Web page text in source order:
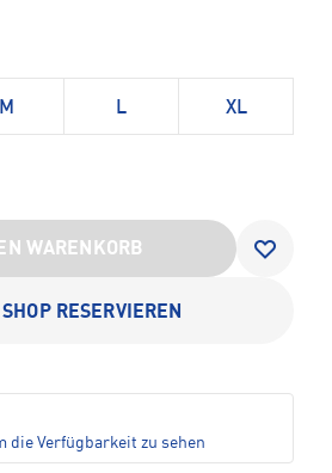
M L XL
WARENKORB
SHOP RESERVIEREN
die Verfügbarkeit zu sehen